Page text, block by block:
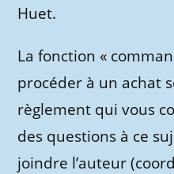
Huet.
La fonction «
procéder à un achat
règlement qui vous
des questions à ce
joindre l’auteur